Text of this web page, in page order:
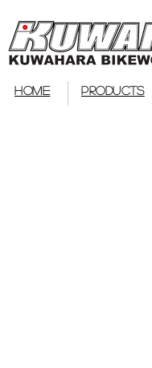
HOME PRODUCTS